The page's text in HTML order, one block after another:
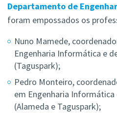
Departamento de
foram empossados os
Nuno Mamede,
Engenharia Informática e
(Taguspark);
Pedro Monteiro,
em Engenharia
(Alameda e Taguspark);